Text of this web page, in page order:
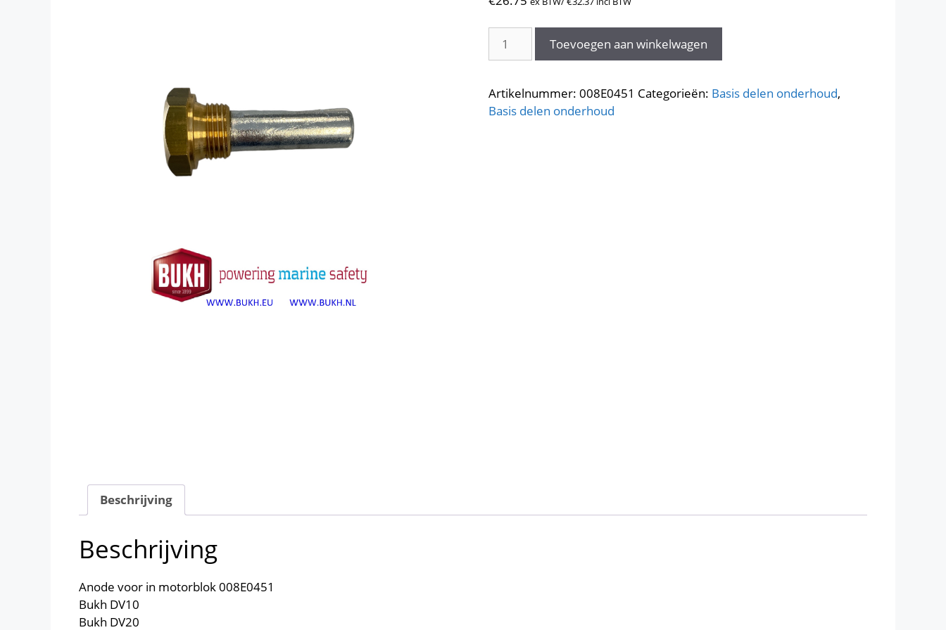
anode
aantal
Toevoegen aan winkelwagen
Artikelnummer:008E0451 Categorieën: Basis delen onderhoud,
Basis delen onderhoud
Beschrijving
Beschrijving
Anode voor in motorblok 008E0451
Bukh DV10
Bukh DV20